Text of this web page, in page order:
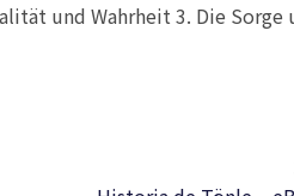
und Wahrheit 3. Die Sorge